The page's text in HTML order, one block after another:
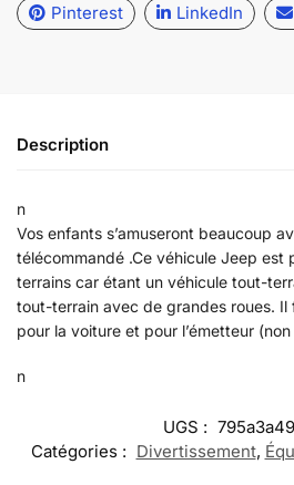
Pinterest LinkedIn
Description
n
Vos enfants s’amuseront beaucoup
télécommandé .Ce véhicule Jeep est
terrains car étant un véhicule tout-
tout-terrain avec de grandes roues. Il
pour la voiture et pour l’émetteur
n
UGS :
Catégories : Divertissement,